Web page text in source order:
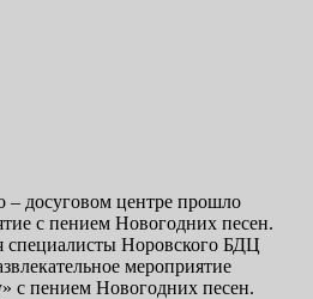
досуговом центре прошло
с пением Новогодних песен.
специалисты Норовского БДЦ
мероприятие
с пением Новогодних песен.